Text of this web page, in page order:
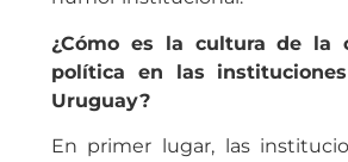
¿Cómo es la cultura de la
política en las
Uruguay?
En primer lugar, las